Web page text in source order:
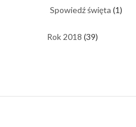
Spowiedź święta (1)
Rok 2018 (39)